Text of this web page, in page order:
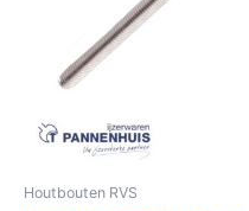
Houtbouten RVS